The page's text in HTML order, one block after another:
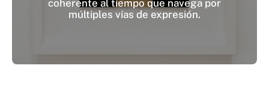
coherente al tiempo que navega por
múltiples vías de expresión.